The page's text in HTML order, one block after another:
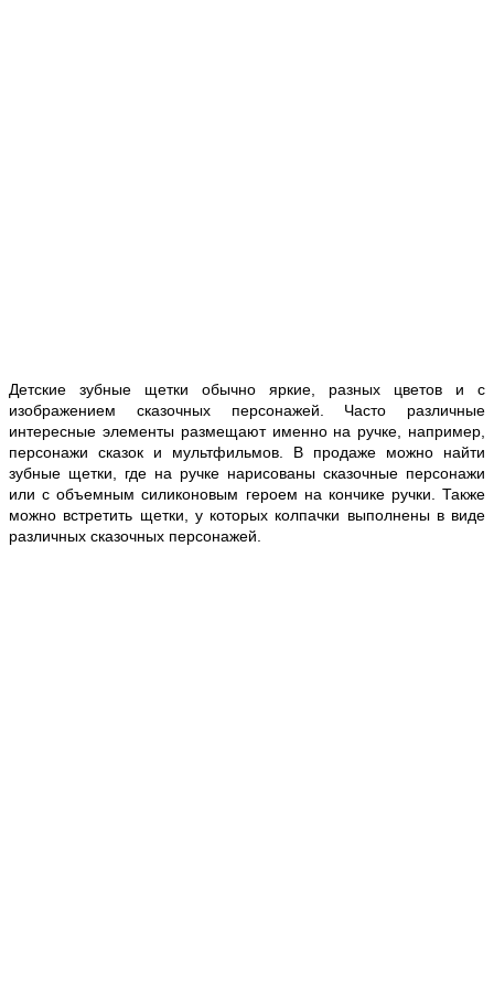
Детские зубные щетки обычно яркие, разных цветов и с
изображением сказочных персонажей. Часто различные
интересные элементы размещают именно на ручке, например,
персонажи сказок и мультфильмов. В продаже можно найти
зубные щетки, где на ручке нарисованы сказочные персонажи
или с объемным силиконовым героем на кончике ручки. Также
можно встретить щетки, у которых колпачки выполнены в виде
различных сказочных персонажей.